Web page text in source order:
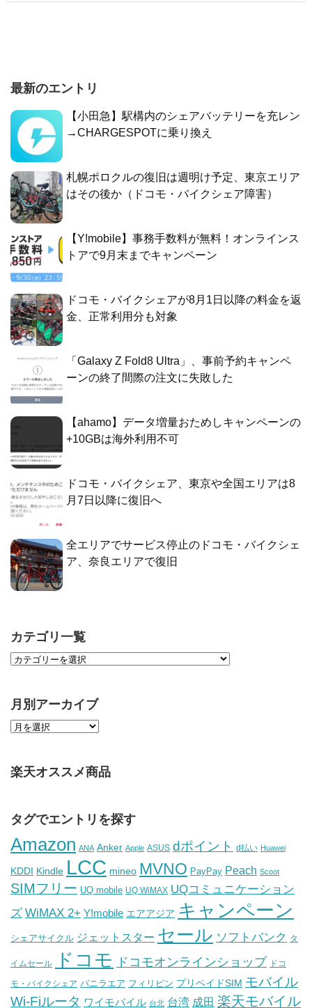
最新のエントリ
【小田急】駅構内のシェアバッテリーを充レン
→CHARGESPOTに乗り換え
札幌ポロクルの復旧は週明け予定、東京エリア
はその後か（ドコモ・バイクシェア障害）
【Y!mobile】事務手数料が無料！オンラインス
トアで9月末までキャンペーン
ドコモ・バイクシェアが8月1日以降の料金を返
金、正常利用分も対象
「Galaxy Z Fold8 Ultra」、事前予約キャンペ
ーンの終了間際の注文に失敗した
【ahamo】データ増量おためしキャンペーンの
+10GBは海外利用不可
ドコモ・バイクシェア、東京や全国エリアは8
月7日以降に復旧へ
全エリアでサービス停止のドコモ・バイクシェ
ア、奈良エリアで復旧
カテゴリ一覧
月別アーカイブ
楽天オススメ商品
タグでエントリを探す
Amazon ANA Anker Apple ASUS dポイント d払い Huawei
KDDI Kindle LCC mineo MVNO PayPay Peach Scoot
SIMフリー UQ mobile UQ WiMAX UQコミュニケーション
ズ WiMAX 2+ Y!mobile エアアジア キャンペーン
シェアサイクル ジェットスター セール ソフトバンク タ
イムセール ドコモ ドコモオンラインショップ ドコ
モ・バイクシェア バニラエア フィリピン プリペイドSIM モバイル
Wi-Fiルータ ワイモバイル 台北 台湾 成田 楽天モバイル